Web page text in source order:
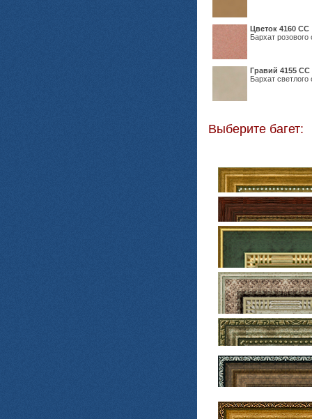
Цветок 4160 СС
Бархат розового
Гравий 4155 СС
Бархат светлого
Выберите багет: